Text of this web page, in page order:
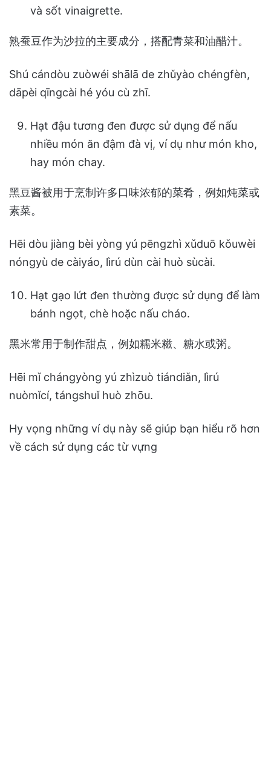
và sốt vinaigrette.
熟蚕豆作为沙拉的主要成分，搭配青菜和油醋汁。
Shú cándòu zuòwéi shālā de zhǔyào chéngfèn,
dāpèi qīngcài hé yóu cù zhī.
Hạt đậu tương đen được sử dụng để nấu
nhiều món ăn đậm đà vị, ví dụ như món kho,
hay món chay.
黑豆酱被用于烹制许多口味浓郁的菜肴，例如炖菜或
素菜。
Hēi dòu jiàng bèi yòng yú pēngzhì xǔduō kǒuwèi
nóngyù de càiyáo, lìrú dùn cài huò sùcài.
Hạt gạo lứt đen thường được sử dụng để làm
bánh ngọt, chè hoặc nấu cháo.
黑米常用于制作甜点，例如糯米糍、糖水或粥。
Hēi mǐ chángyòng yú zhìzuò tiándiǎn, lìrú
nuòmǐcí, tángshuǐ huò zhōu.
Hy vọng những ví dụ này sẽ giúp bạn hiểu rõ hơn
về cách sử dụng các từ vựng